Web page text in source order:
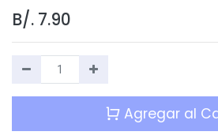
B/. 7.90
Agregar al